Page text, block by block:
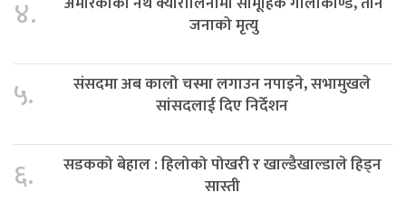
४.
जनाको मृत्यु
५.
संसदमा अब कालो चस्मा लगाउन नपाइने, सभामुखले
सांसदलाई दिए निर्देशन
६.
सडकको बेहाल : हिलोको पोखरी र खाल्डैखाल्डाले हिड्न
सास्ती